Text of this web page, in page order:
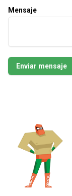
Mensaje
Enviar mensaje